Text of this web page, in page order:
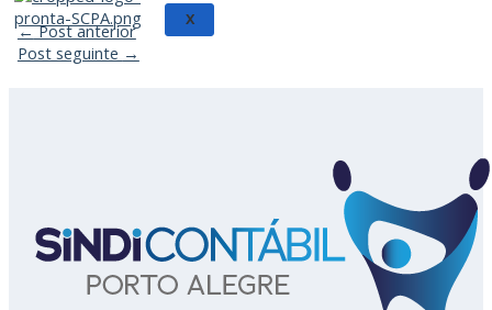
X
←Post anterior
Post seguinte →